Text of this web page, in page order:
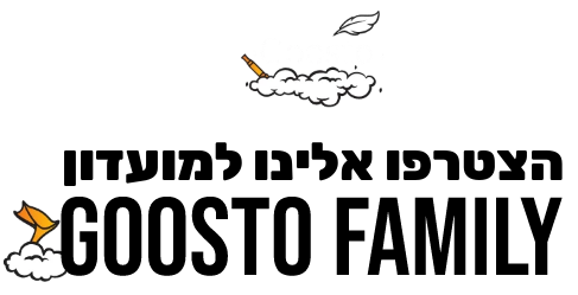
הצטרפו אלינו למועדון